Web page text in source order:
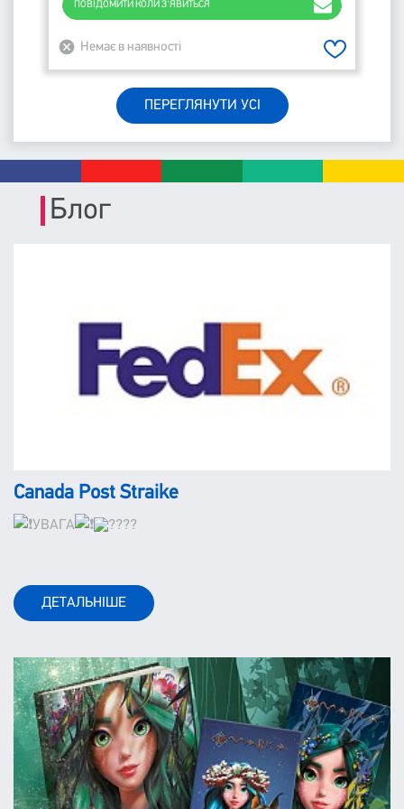
ПОВІДОМИТИ КОЛИ З'ЯВИТЬСЯ
Немає в наявності
ПЕРЕГЛЯНУТИ УСІ
Блог
Canada Post Straike
УВАГА
ДЕТАЛЬНІШЕ